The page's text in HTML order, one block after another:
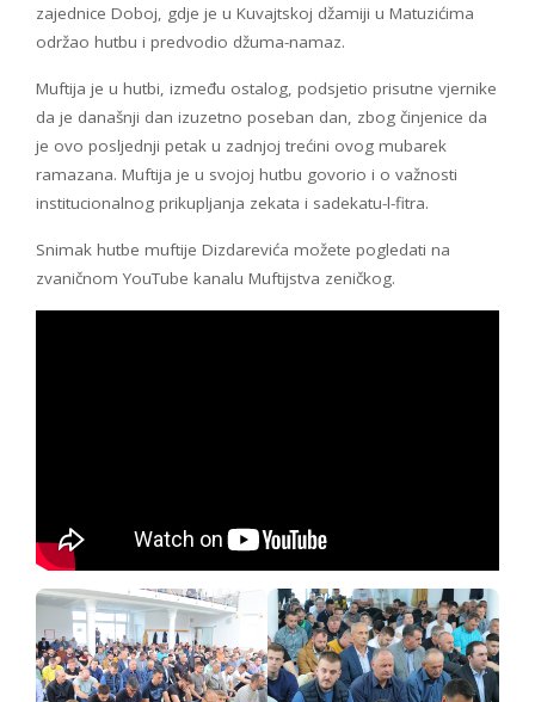
zajednice Doboj, gdje je u Kuvajtskoj džamiji u Matuzićima
održao hutbu i predvodio džuma-namaz.
Muftija je u hutbi, između ostalog, podsjetio prisutne vjernike
da je današnji dan izuzetno poseban dan, zbog činjenice da
je ovo posljednji petak u zadnjoj trećini ovog mubarek
ramazana. Muftija je u svojoj hutbu govorio i o važnosti
institucionalnog prikupljanja zekata i sadekatu-l-fitra.
Snimak hutbe muftije Dizdarevića možete pogledati na
zvaničnom YouTube kanalu Muftijstva zeničkog.